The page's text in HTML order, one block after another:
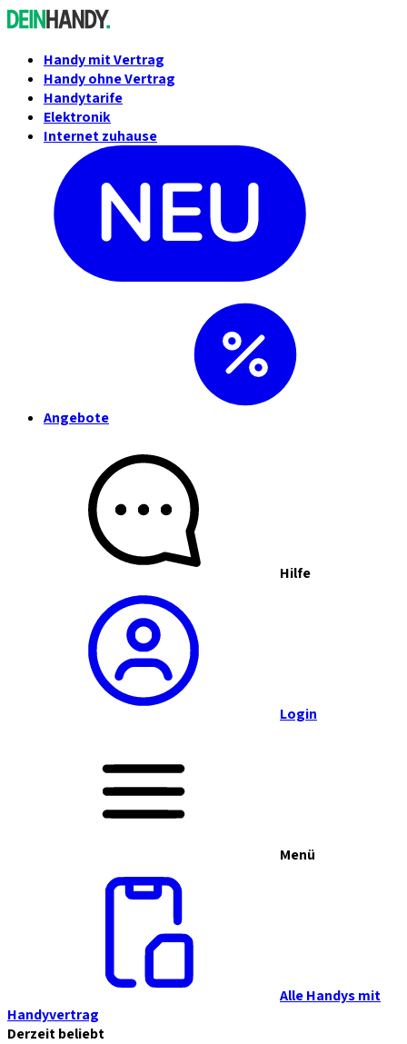
Handy mit Vertrag
Handy ohne Vertrag
Handytarife
Elektronik
Internet zuhause
Angebote
Hilfe
Login
Menü
Alle Handys mit
Handyvertrag
Derzeit beliebt